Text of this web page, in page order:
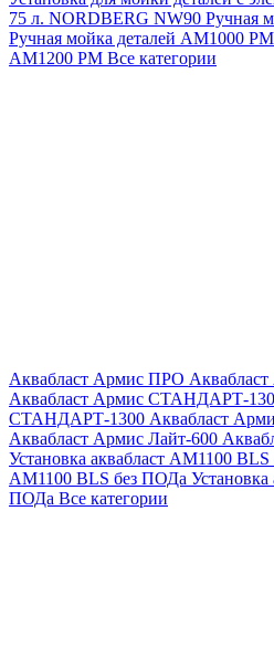
75 л. NORDBERG NW90 Ручная
Ручная мойка деталей АМ1000 РМ
АМ1200 РМ Все категории
Аквабласт Армис ПРО
Аквабласт Армис СТАНДАРТ-
СТАНДАРТ-1300 Аквабласт
Аквабласт Армис Лайт-600
Установка аквабласт AM1100
AM1100 BLS без ПОДа
ПОДа Все категории